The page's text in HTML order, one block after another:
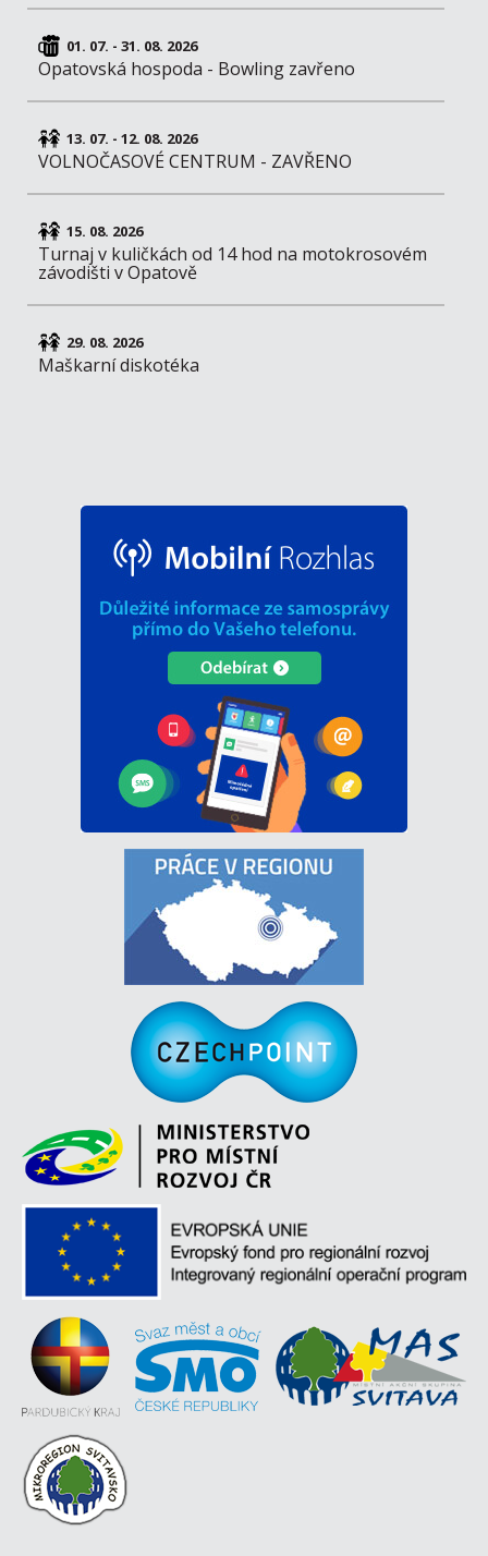
01. 07. - 31. 08. 2026
Opatovská hospoda - Bowling zavřeno
13. 07. - 12. 08. 2026
VOLNOČASOVÉ CENTRUM - ZAVŘENO
15. 08. 2026
Turnaj v kuličkách od 14 hod na motokrosovém
závodišti v Opatově
29. 08. 2026
Maškarní diskotéka